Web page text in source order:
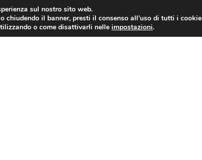
VIDEOGIOCHI NEWS RECENSIONI
sul nostro sito web.
chiudendo il banner, presti il consenso all’uso di tutti i cookie
o come disattivarli nelleimpostazioni.